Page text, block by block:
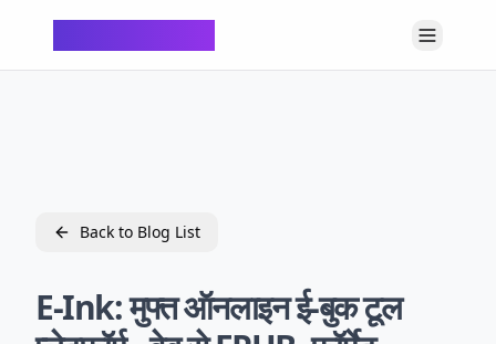
Back to Blog List
E-Ink: मुफ्त ऑनलाइन ई-बुक टूल